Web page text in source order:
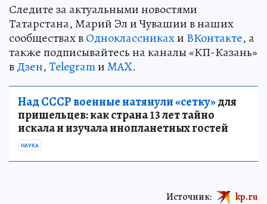
Следите за актуальными новостями
Татарстана, Марий Эл и Чувашии в наших
сообществах вОдноклассникахи ВКонтакте, а
также подписывайтесь на каналы «КП-Казань»
вДзен,TelegramиMAX.
Над СССР военные натянули «сетку»для
пришельцев: как страна 13 лет тайно
искала и изучала инопланетных гостей
НАУКА
Источник: kp.ru